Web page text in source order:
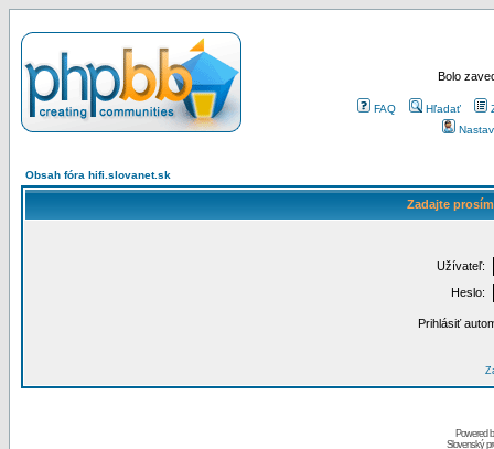
Bolo
FAQ Hľadať
Obsah fóra hifi.slovanet.sk
Zadajte
Užívateľ:
Heslo:
Prihlásiť
Powered
Slovenský